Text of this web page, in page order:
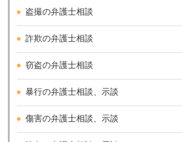
盗撮の弁護士相談
詐欺の弁護士相談
窃盗の弁護士相談
暴行の弁護士相談、示談
傷害の弁護士相談、示談